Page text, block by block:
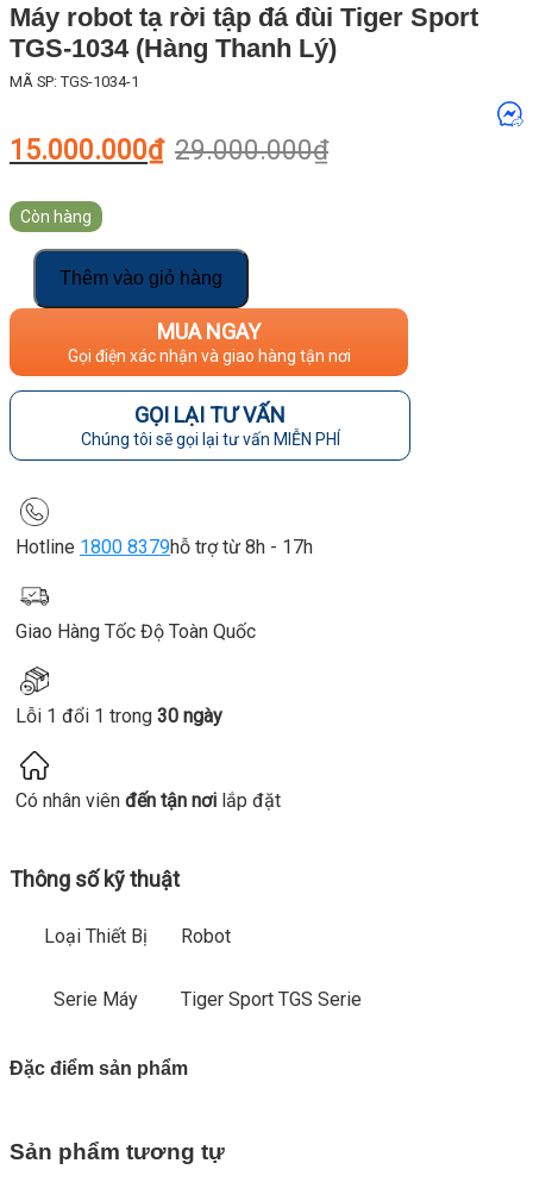
Máy robot tạ rời tập đá đùi Tiger Sport
TGS-1034 (Hàng Thanh Lý)
MÃ SP: TGS-1034-1
29.000.000₫
Giá
gốc
29.000.000₫.
15.000.000₫
Giá
hiện
là:
15.000.000₫.
Còn hàng
Thêm vào giỏ hàng
MUA NGAY
Gọi điện xác nhận và giao hàng tận nơi
GỌI LẠI TƯ VẤN
Chúng tôi sẽ gọi lại tư vấn MIỄN PHÍ
Hotline 1800 8379hỗ trợ từ 8h - 17h
Giao Hàng Tốc Độ Toàn Quốc
Lỗi 1 đổi 1 trong 30 ngày
Có nhân viên đến tận nơi lắp đặt
Thông số kỹ thuật
Loại Thiết Bị Robot
Serie Máy Tiger Sport TGS Serie
Đặc điểm sản phẩm
Sản phẩm tương tự